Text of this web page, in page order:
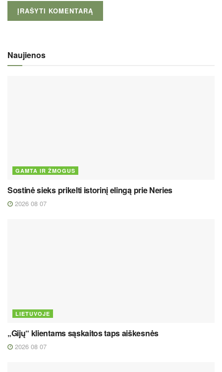
Naujienos
GAMTA IR ŽMOGUS
Sostinė sieks prikelti istorinį elingą prie Neries
2026 08 07
LIETUVOJE
„Gijų“ klientams sąskaitos taps aiškesnės
2026 08 07